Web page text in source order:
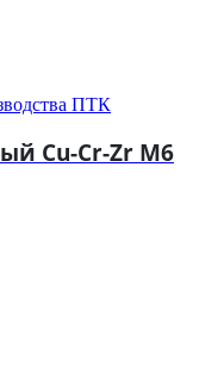
ПТК
Cu-Cr-Zr М6